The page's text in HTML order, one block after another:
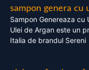
sampon genera cu
Sampon Genereaza cu
Ulei de Argan este un
Italia de brandul Sereni